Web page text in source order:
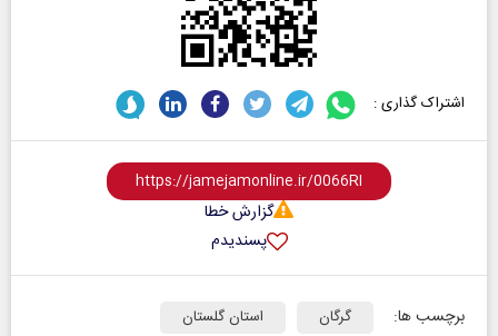
اشتراک گذاری :
گزارش خطا
پسندیدم
برچسب ها: گرگان استان گلستان